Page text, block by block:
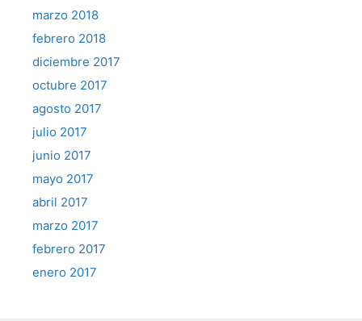
marzo 2018
febrero 2018
diciembre 2017
octubre 2017
agosto 2017
julio 2017
junio 2017
mayo 2017
abril 2017
marzo 2017
febrero 2017
enero 2017